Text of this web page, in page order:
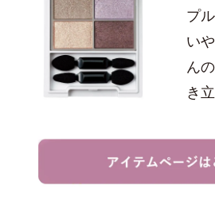
プ
い
ん
き